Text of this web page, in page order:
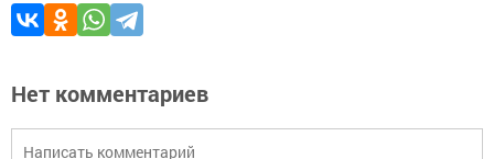
Нет комментариев